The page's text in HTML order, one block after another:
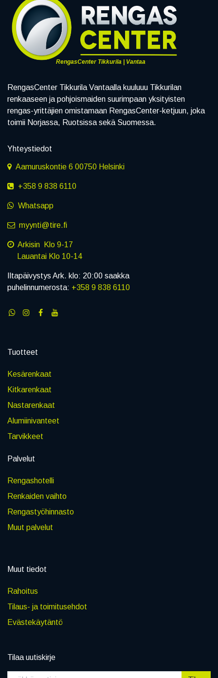
RengasCenter Tikkurila | Vantaa
RengasCenter Tikkurila Vantaalla kuuluuu Tikkurilan
renkaaseen ja pohjoismaiden suurimpaan yksityisten
rengas-yrittäjien omistamaan RengasCenter-ketjuun, joka
toimii Norjassa, Ruotsissa sekä Suomessa.
Yhteystiedot
Aamuruskontie 6 00750 Helsinki
+358 9 838 6110
Whatsapp
myynti@tire.fi
Arkisin Klo 9-17
Lauantai Klo 10-14
Iltapäivystys Ark. klo: 20:00 saakka
puhelinnumerosta: +358 9 838 6110
Tuotteet
Kesärenkaat
Kitkarenkaat
Nastarenkaat
Alumiinivanteet
Tarvikkeet
Palvelut
Rengashotelli
Renkaiden vaihto
Rengastyöhinnasto
Muut palvelut
Muut tiedot
Rahoitus
Tilaus- ja toimitusehdot
Evästekäytäntö
Tilaa uutiskirje